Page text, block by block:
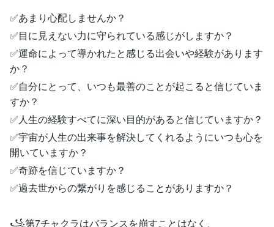
✅あまり心配しませんか？
✅目に見えない力に守られている感じがしますか？
✅運命によって導かれたと感じる出会いや経験があります
か？
✅自分にとって、いつも最善のことが起こると信じていま
すか？
✅人生の経験すべてに深い目的があると信じていますか？
✅宇宙が人生の出来事を解決してくれるようにいつも心を
開いていますか？
✅奇跡を信じていますか？
✅過去世からの繋がりを感じることがありますか？
꧁第7チャクラはバランスを崩すことはなく、